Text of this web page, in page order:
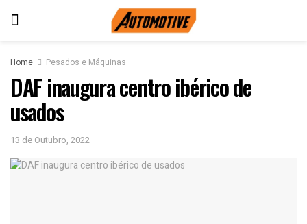
Home Pesados e Máquinas
DAF inaugura centro ibérico de
usados
13 de Outubro, 2022